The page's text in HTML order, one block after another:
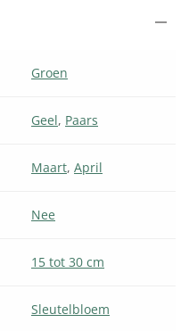
Groen
Geel, Paars
Maart,April
Nee
15 tot 30 cm
Sleutelbloem